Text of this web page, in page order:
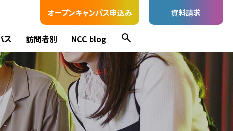
オープンキャンパス申込み 資料請求
ス 訪問者別 NCC blog